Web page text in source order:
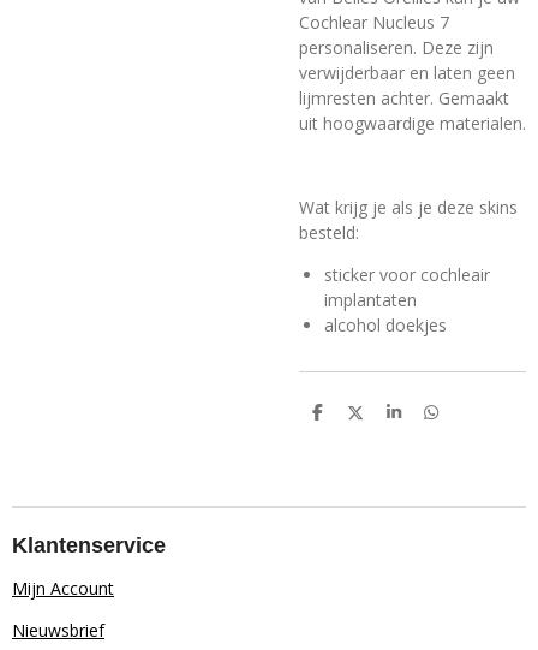
Cochlear Nucleus 7
personaliseren. Deze zijn
verwijderbaar en laten geen
lijmresten achter. Gemaakt
uit hoogwaardige materialen.
Wat krijg je als je deze skins
besteld:
sticker voor cochleair
implantaten
alcohol doekjes
D
D
S
D
Klantenservice
Mijn Account
Nieuwsbrief